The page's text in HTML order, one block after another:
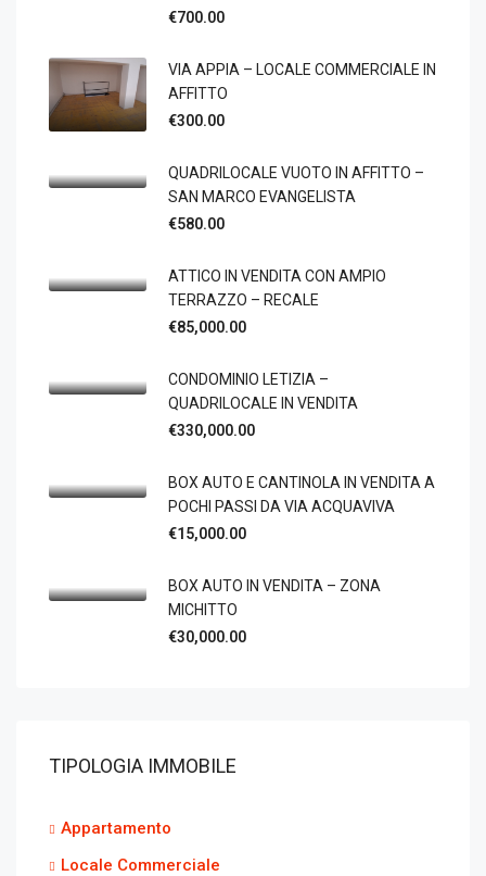
€700.00
VIA APPIA – LOCALE COMMERCIALE IN
AFFITTO
€300.00
QUADRILOCALE VUOTO IN AFFITTO –
SAN MARCO EVANGELISTA
€580.00
ATTICO IN VENDITA CON AMPIO
TERRAZZO – RECALE
€85,000.00
CONDOMINIO LETIZIA –
QUADRILOCALE IN VENDITA
€330,000.00
BOX AUTO E CANTINOLA IN VENDITA A
POCHI PASSI DA VIA ACQUAVIVA
€15,000.00
BOX AUTO IN VENDITA – ZONA
MICHITTO
€30,000.00
TIPOLOGIA IMMOBILE
Appartamento
Locale Commerciale